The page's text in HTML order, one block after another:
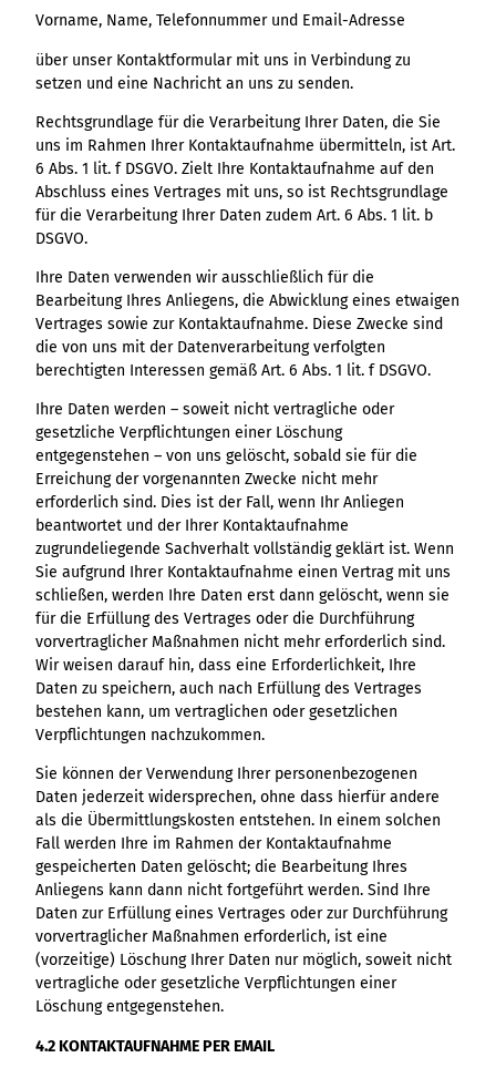
Vorname, Name, Telefonnummer und Email-Adresse
über unser Kontaktformular mit uns in Verbindung zu
setzen und eine Nachricht an uns zu senden.
Rechtsgrundlage für die Verarbeitung Ihrer Daten, die Sie
uns im Rahmen Ihrer Kontaktaufnahme übermitteln, ist Art.
6 Abs. 1 lit. f DSGVO. Zielt Ihre Kontaktaufnahme auf den
Abschluss eines Vertrages mit uns, so ist Rechtsgrundlage
für die Verarbeitung Ihrer Daten zudem Art. 6 Abs. 1 lit. b
DSGVO.
Ihre Daten verwenden wir ausschließlich für die
Bearbeitung Ihres Anliegens, die Abwicklung eines etwaigen
Vertrages sowie zur Kontaktaufnahme. Diese Zwecke sind
die von uns mit der Datenverarbeitung verfolgten
berechtigten Interessen gemäß Art. 6 Abs. 1 lit. f DSGVO.
Ihre Daten werden – soweit nicht vertragliche oder
gesetzliche Verpflichtungen einer Löschung
entgegenstehen – von uns gelöscht, sobald sie für die
Erreichung der vorgenannten Zwecke nicht mehr
erforderlich sind. Dies ist der Fall, wenn Ihr Anliegen
beantwortet und der Ihrer Kontaktaufnahme
zugrundeliegende Sachverhalt vollständig geklärt ist. Wenn
Sie aufgrund Ihrer Kontaktaufnahme einen Vertrag mit uns
schließen, werden Ihre Daten erst dann gelöscht, wenn sie
für die Erfüllung des Vertrages oder die Durchführung
vorvertraglicher Maßnahmen nicht mehr erforderlich sind.
Wir weisen darauf hin, dass eine Erforderlichkeit, Ihre
Daten zu speichern, auch nach Erfüllung des Vertrages
bestehen kann, um vertraglichen oder gesetzlichen
Verpflichtungen nachzukommen.
Sie können der Verwendung Ihrer personenbezogenen
Daten jederzeit widersprechen, ohne dass hierfür andere
als die Übermittlungskosten entstehen. In einem solchen
Fall werden Ihre im Rahmen der Kontaktaufnahme
gespeicherten Daten gelöscht; die Bearbeitung Ihres
Anliegens kann dann nicht fortgeführt werden. Sind Ihre
Daten zur Erfüllung eines Vertrages oder zur Durchführung
vorvertraglicher Maßnahmen erforderlich, ist eine
(vorzeitige) Löschung Ihrer Daten nur möglich, soweit nicht
vertragliche oder gesetzliche Verpflichtungen einer
Löschung entgegenstehen.
4.2 KONTAKTAUFNAHME PER EMAIL